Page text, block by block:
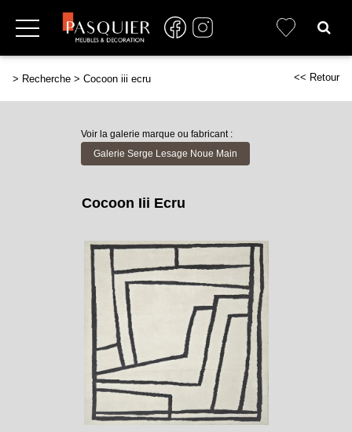
> Recherche > Cocoon iii ecru << Retour
Voir la galerie marque ou fabricant :
Galerie Serge Lesage Noue Main
Cocoon Iii Ecru